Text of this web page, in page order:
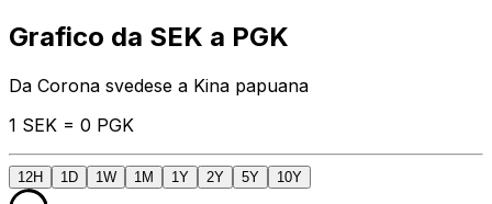
Grafico da SEK a PGK
Da Corona svedese a Kina papuana
1 SEK = 0 PGK
12H 1D 1W 1M 1Y 2Y 5Y 10Y